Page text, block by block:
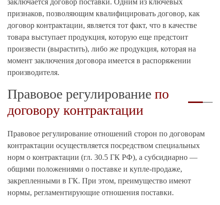
заключается договор поставки. Одним из ключевых
признаков, позволяющим квалифицировать договор, как
договор контрактации, является тот факт, что в качестве
товара выступает продукция, которую еще предстоит
произвести (вырастить), либо же продукция, которая на
момент заключения договора имеется в распоряжении
производителя.
Правовое регулирование по
договору контрактации
Правовое регулирование отношений сторон по договорам
контрактации осуществляется посредством специальных
норм о контрактации (гл. 30.5 ГК РФ), а субсидиарно —
общими положениями о поставке и купле-продаже,
закрепленными в ГК. При этом, преимущество имеют
нормы, регламентирующие отношения поставки.